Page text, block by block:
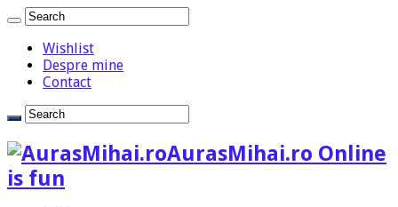
Wishlist
Despre mine
Contact
AurasMihai.ro Online
is fun